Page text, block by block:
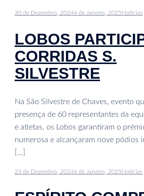
30 de Dezembro, 20246 de Janeiro, 2025 Noticias
LOBOS
CORRIDAS S.
SILVESTRE
Na São Silvestre de Chaves, evento
presença de 60 representantes da
e atletas, os Lobos garantiram o
numerosa e alcançaram nove pódios
[…]
23 de Dezembro, 20246 de Janeiro, 2025Noticias